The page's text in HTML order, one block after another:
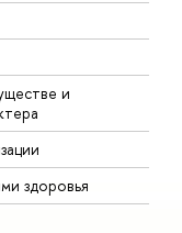
и
здоровья